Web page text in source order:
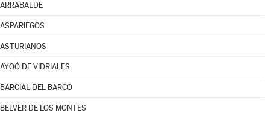
ARRABALDE
ASPARIEGOS
ASTURIANOS
AYOÓ DE VIDRIALES
BARCIAL DEL BARCO
BELVER DE LOS MONTES